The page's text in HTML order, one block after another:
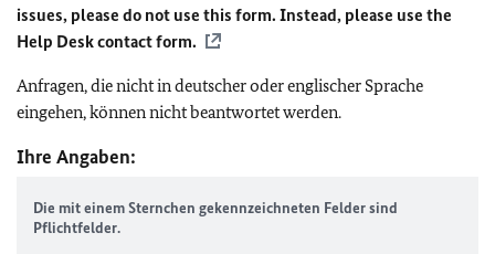
issues, please do not use this form. Instead, please use the
Help Desk contact form.
Anfragen, die nicht in deutscher oder englischer Sprache
eingehen, können nicht beantwortet werden.
Ihre Angaben:
Die mit einem Sternchen gekennzeichneten Felder sind
Pflichtfelder.